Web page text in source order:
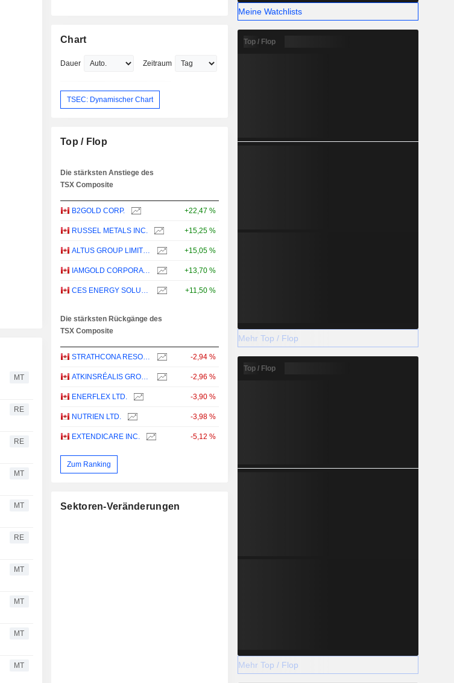
MT
RE
RE
MT
MT
RE
MT
MT
MT
MT
Chart
Dauer Zeitraum
TSEC: Dynamischer Chart
Top / Flop
Die stärksten Anstiege des
TSX Composite
B2GOLD CORP. +22,47 %
RUSSEL METALS INC. +15,25 %
ALTUS GROUP LIMITED +15,05 %
IAMGOLD CORPORATION +13,70 %
CES ENERGY SOLUTIONS CORP. +11,50 %
Die stärksten Rückgänge des
TSX Composite
STRATHCONA RESOURCES LTD. -2,94 %
ATKINSRÉALIS GROUP INC. -2,96 %
ENERFLEX LTD. -3,90 %
NUTRIEN LTD. -3,98 %
EXTENDICARE INC. -5,12 %
Zum Ranking
Sektoren-Veränderungen
Meine Watchlists
Top / Flop
Mehr Top / Flop
Top / Flop
Mehr Top / Flop